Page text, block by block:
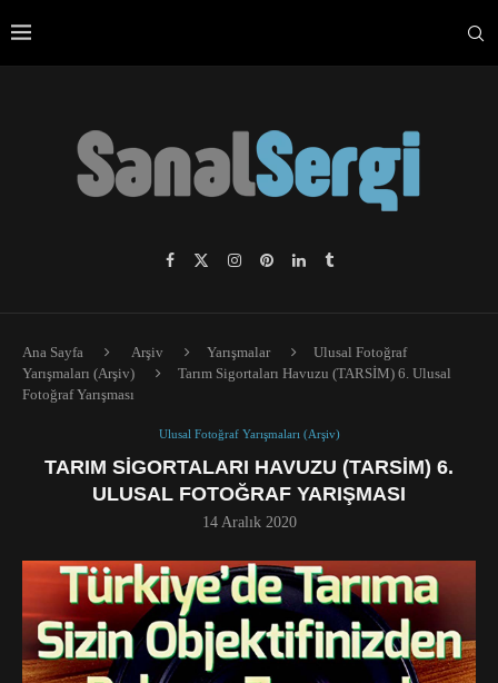
Ana Sayfa Arşiv Yarışmalar
Ulusal Fotoğraf
Yarışmaları (Arşiv)
Tarım Sigortaları Havuzu (TARSİM) 6. Ulusal
Fotoğraf Yarışması
Ulusal Fotoğraf Yarışmaları (Arşiv)
TARIM SIGORTALARI HAVUZU (TARSİM) 6.
ULUSAL FOTOĞRAF YARIŞMASI
14 Aralık 2020